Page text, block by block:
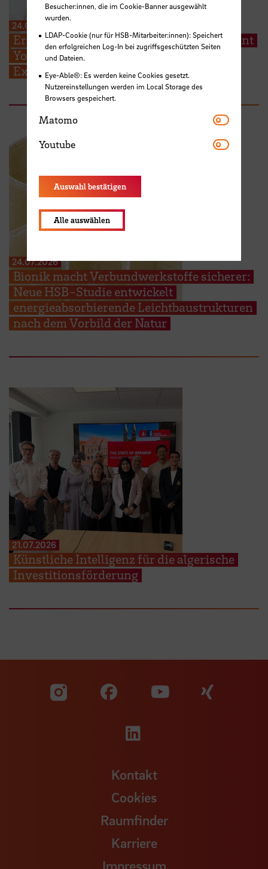
24.07.2026
Erfolg in Florenz: HSB-Doktorand gewinnt
Young Scientist Award der Society for
Experimental Biology
24.07.2026
Bionik macht Verbundwerkstoffe sicherer:
Neue HSB-Studie entwickelt
energieabsorbierende Leichtbaustrukturen
nach dem Vorbild der Natur
21.07.2026
Künstliche Intelligenz für die algerische
Investitionsförderung
Zu unserer Facebook
Zu
Zu unserer
Kontakt
Cookies
Raumfinder
Karriere
Impressum
Besucher:innen, die im Cookie-Banner ausgewählt
wurden.
LDAP-Cookie (nur für HSB-Mitarbeiter:innen): Speichert
den erfolgreichen Log-In bei zugriffsgeschützten Seiten
und Dateien.
Eye-Able®: Es werden keine Cookies gesetzt.
Nutzereinstellungen werden im Local Storage des
Browsers gespeichert.
Matomo Matomo
Youtube Youtube
Auswahl bestätigen
Alle auswählen